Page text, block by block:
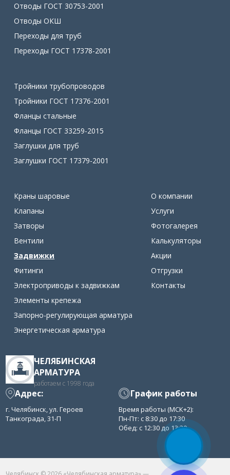
Отводы ГОСТ 30753-2001
Отводы ОКШ
Переходы для труб
Переходы ГОСТ 17378-2001
Тройники трубопроводов
Тройники ГОСТ 17376-2001
Фланцы стальные
Фланцы ГОСТ 33259-2015
Заглушки для труб
Заглушки ГОСТ 17379-2001
Краны шаровые
Клапаны
Затворы
Вентили
Задвижки
Фитинги
Электроприводы к задвижкам
Элементы крепежа
Запорно-регулирующая арматура
Энергетическая арматура
О компании
Услуги
Фотогалерея
Калькуляторы
Акции
Отгрузки
Контакты
ЧЕЛЯБИНСКАЯ
АРМАТУРА
работаем с 1998 года
Адрес:
г. Челябинск, ул. Героев
Танкограда, 31-П
График работы
Время работы (МСК+2):
Пн-Пт: с 8:30 до 17:30
Обед: с 12:30 до 13:30